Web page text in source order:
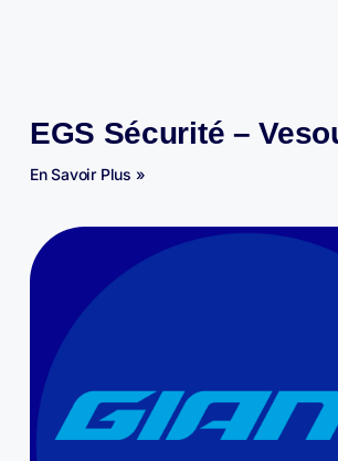
EGS Sécurité –
En Savoir Plus »